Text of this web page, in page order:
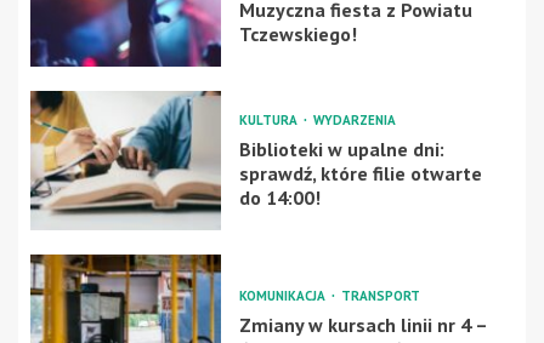
Muzyczna fiesta z Powiatu
Tczewskiego!
KULTURA WYDARZENIA
Biblioteki w upalne dni:
sprawdź, które filie otwarte
do 14:00!
KOMUNIKACJA TRANSPORT
Zmiany w kursach linii nr 4 –